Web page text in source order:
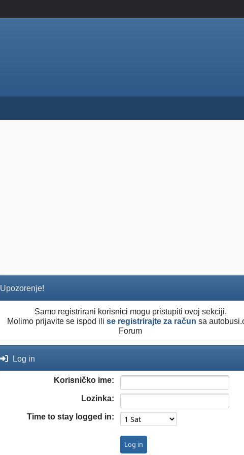
Upozorenje!
Samo registrirani korisnici mogu pristupiti ovoj sekciji.
Molimo prijavite se ispod ili se registrirajte za račun sa
Forum
Log in
Korisničko ime:
Lozinka:
Time to stay logged in: